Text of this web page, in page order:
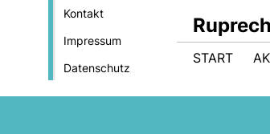
Kontakt
Impressum
Datenschutz
START